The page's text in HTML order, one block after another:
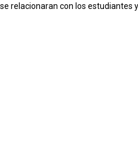
relacionaran con los estudiantes